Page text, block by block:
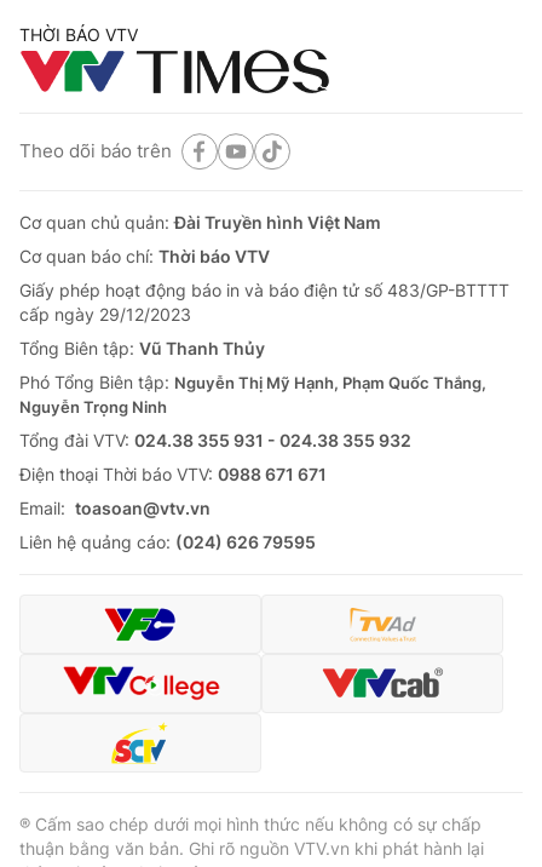
THỜI BÁO VTV
Theo dõi báo trên
Cơ quan chủ quản:Đài Truyền hình Việt Nam
Cơ quan báo chí: Thời báo VTV
Giấy phép hoạt động báo in và báo điện tử số 483/GP-BTTTT
cấp ngày 29/12/2023
Tổng Biên tập: Vũ Thanh Thủy
Phó Tổng Biên tập: Nguyễn Thị Mỹ Hạnh, Phạm Quốc Thắng,
Nguyễn Trọng Ninh
Tổng đài VTV: 024.38 355 931 - 024.38 355 932
Ðiện thoại Thời báo VTV: 0988 671 671
Email: toasoan@vtv.vn
Liên hệ quảng cáo: (024) 626 79595
® Cấm sao chép dưới mọi hình thức nếu không có sự chấp
thuận bằng văn bản. Ghi rõ nguồn VTV.vn khi phát hành lại